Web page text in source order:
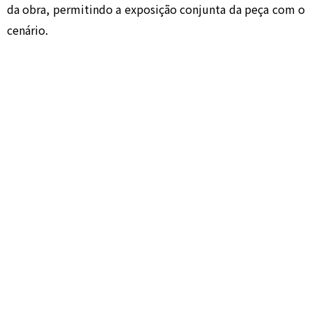
da obra, permitindo a exposição conjunta da peça com o
cenário.